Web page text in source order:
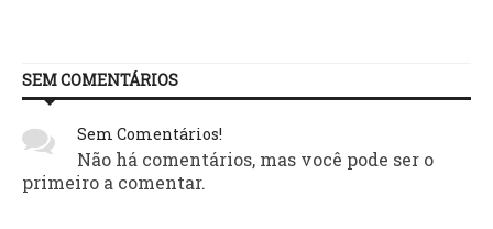
SEM COMENTÁRIOS
Sem Comentários!
Não há comentários, mas você pode ser o
primeiro a comentar.